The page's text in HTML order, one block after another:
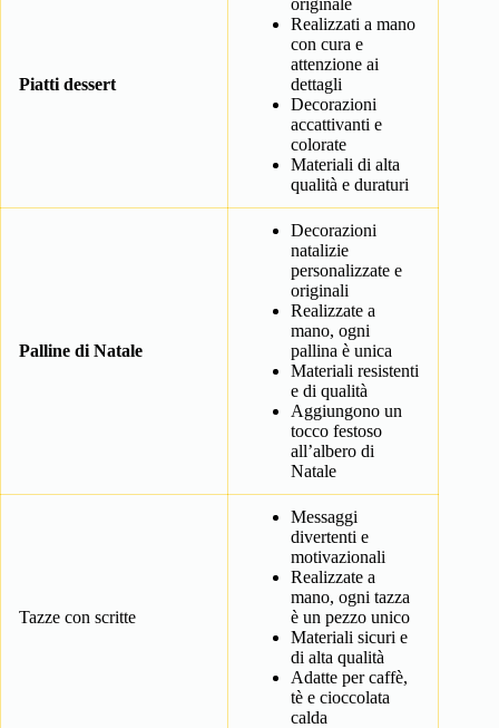
Piatti dessert
originale
Realizzati a mano
con cura e
attenzione ai
dettagli
Decorazioni
accattivanti e
colorate
Materiali di alta
qualità e duraturi
Palline di Natale
Decorazioni
natalizie
personalizzate e
originali
Realizzate a
mano, ogni
pallina è unica
Materiali resistenti
e di qualità
Aggiungono un
tocco festoso
all’albero di
Natale
Tazze con scritte
Messaggi
divertenti e
motivazionali
Realizzate a
mano, ogni tazza
è un pezzo unico
Materiali sicuri e
di alta qualità
Adatte per caffè,
tè e cioccolata
calda